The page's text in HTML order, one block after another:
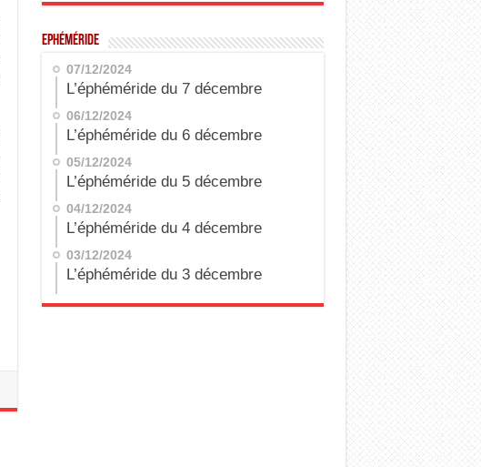
Ephéméride
07/12/2024
L’éphéméride du 7 décembre
06/12/2024
L’éphéméride du 6 décembre
05/12/2024
L’éphéméride du 5 décembre
04/12/2024
L’éphéméride du 4 décembre
03/12/2024
L’éphéméride du 3 décembre